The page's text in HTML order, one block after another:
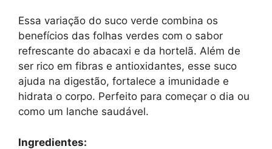
Essa variação do suco verde combina os
benefícios das folhas verdes com o sabor
refrescante do abacaxi e da hortelã. Além de
ser rico em fibras e antioxidantes, esse suco
ajuda na digestão, fortalece a imunidade e
hidrata o corpo. Perfeito para começar o dia ou
como um lanche saudável.
Ingredientes: